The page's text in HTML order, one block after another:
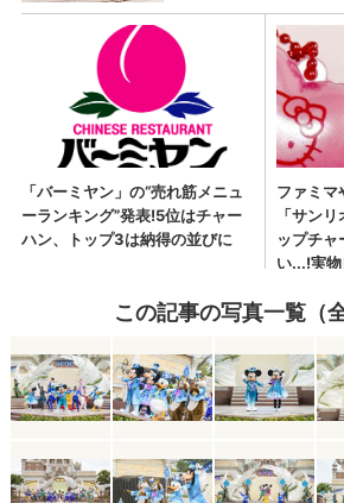
この記事の写真一覧（